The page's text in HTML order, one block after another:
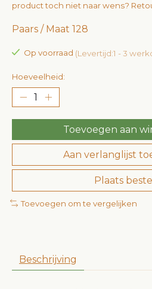
product toch niet naar wens?
Paars / Maat 128
Op voorraad (Levertijd:1 - 3
Hoeveelheid:
Toevoegen aan
Aan verlanglijst
Plaats
Toevoegen om te vergelijken
Beschrijving